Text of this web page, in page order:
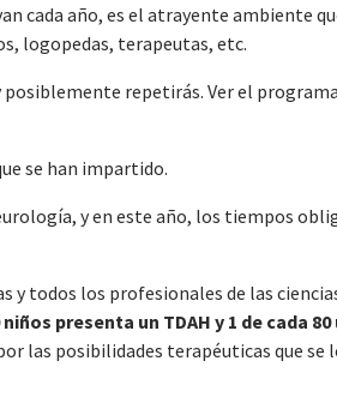
cada año, es el atrayente ambiente
logopedas, terapeutas, etc.
repetirás. Ver el
se han impartido.
y en este año, los tiempos
todos los profesionales de las
presenta un TDAH y 1 de cada 80
las posibilidades terapéuticas que se